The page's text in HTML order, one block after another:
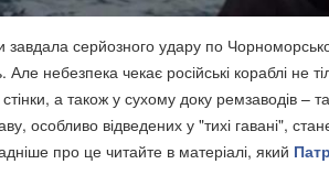
завдала серйозного удару по
небезпека чекає російські кораблі не
а також у сухому доку ремзаводів –
особливо відведених у "тихі гавані",
про це читайте в матеріалі, який